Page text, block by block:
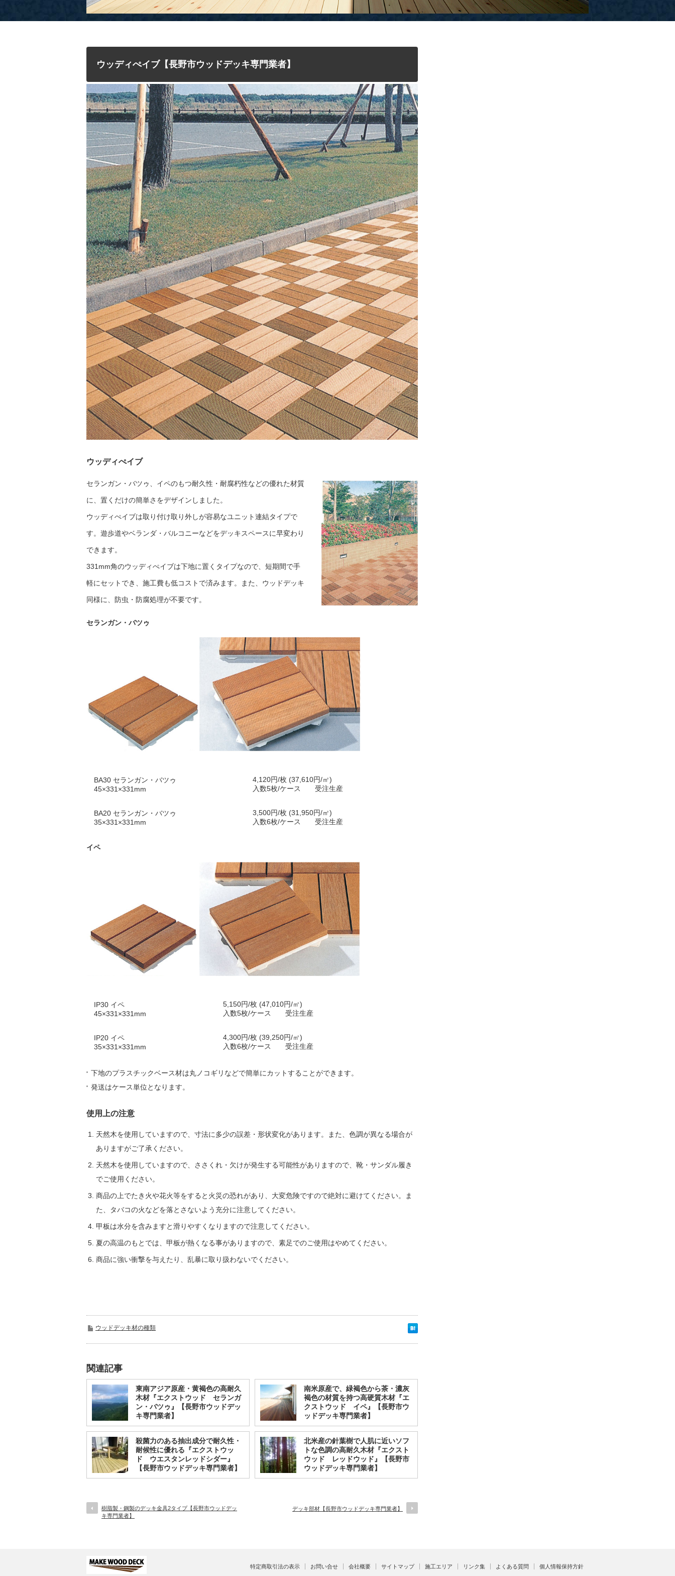
ウッディぺイブ【長野市ウッドデッキ専門業者】
ウッディぺイブ
セランガン・バツゥ、イペのもつ耐久性・耐腐朽性などの優れた材質
に、置くだけの簡単さをデザインしました。
ウッディぺイブは取り付け取り外しが容易なユニット連結タイプで
す。遊歩道やベランダ・バルコニーなどをデッキスペースに早変わり
できます。
331mm角のウッディぺイブは下地に置くタイプなので、短期間で手
軽にセットでき、施工費も低コストで済みます。また、ウッドデッキ
同様に、防虫・防腐処理が不要です。
セランガン・バツゥ
BA30 セランガン・バツゥ
45×331×331mm
4,120円/枚 (37,610円/㎡)
入数5枚/ケース 受注生産
BA20 セランガン・バツゥ
35×331×331mm
3,500円/枚 (31,950円/㎡)
入数6枚/ケース 受注生産
イペ
IP30 イペ
45×331×331mm
5,150円/枚 (47,010円/㎡)
入数5枚/ケース 受注生産
IP20 イペ
35×331×331mm
4,300円/枚 (39,250円/㎡)
入数6枚/ケース 受注生産
下地のプラスチックベース材は丸ノコギリなどで簡単にカットすることができます。
発送はケース単位となります。
使用上の注意
天然木を使用していますので、寸法に多少の誤差・形状変化があります。また、色調が異なる場合が
ありますがご了承ください。
天然木を使用していますので、ささくれ・欠けが発生する可能性がありますので、靴・サンダル履き
でご使用ください。
商品の上でたき火や花火等をすると火災の恐れがあり、大変危険ですので絶対に避けてください。ま
た、タバコの火などを落とさないよう充分に注意してください。
甲板は水分を含みますと滑りやすくなりますので注意してください。
夏の高温のもとでは、甲板が熱くなる事がありますので、素足でのご使用はやめてください。
商品に強い衝撃を与えたり、乱暴に取り扱わないでください。
ウッドデッキ材の種類
関連記事
東南アジア原産・黄褐色の高耐久
木材『エクストウッド セランガ
ン・バツゥ』【長野市ウッドデッ
キ専門業者】
南米原産で、緑褐色から茶・濃灰
褐色の材質を持つ高硬質木材『エ
クストウッド イペ』【長野市ウ
ッドデッキ専門業者】
殺菌力のある抽出成分で耐久性・
耐候性に優れる『エクストウッ
ド ウエスタンレッドシダー』
【長野市ウッドデッキ専門業者】
北米産の針葉樹で人肌に近いソフ
トな色調の高耐久木材『エクスト
ウッド レッドウッド』【長野市
ウッドデッキ専門業者】
樹脂製・鋼製のデッキ金具2タイプ【長野市ウッドデッ
キ専門業者】
デッキ部材【長野市ウッドデッキ専門業者】
特定商取引法の表示 お問い合せ 会社概要 サイトマップ 施工エリア リンク集 よくある質問 個人情報保持方針